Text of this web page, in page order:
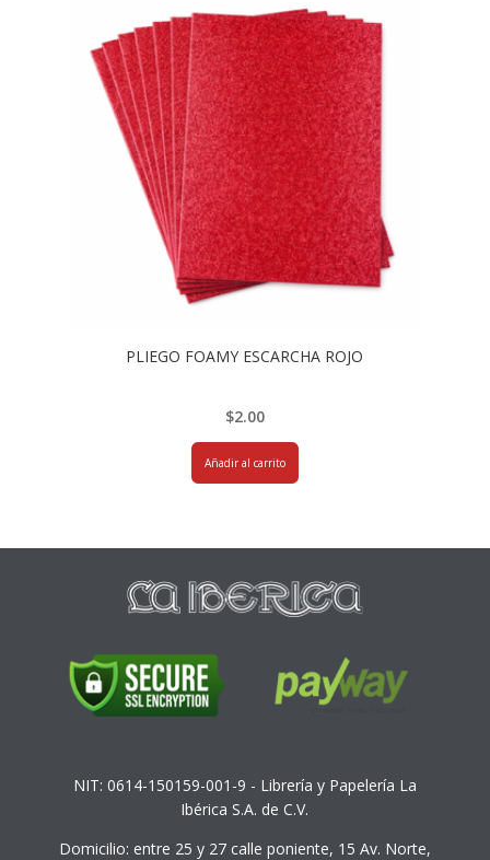
PLIEGO FOAMY ESCARCHA ROJO
$2.00
Añadir al carrito
NIT: 0614-150159-001-9 - Librería y Papelería La
Ibérica S.A. de C.V.
Domicilio: entre 25 y 27 calle poniente, 15 Av. Norte,